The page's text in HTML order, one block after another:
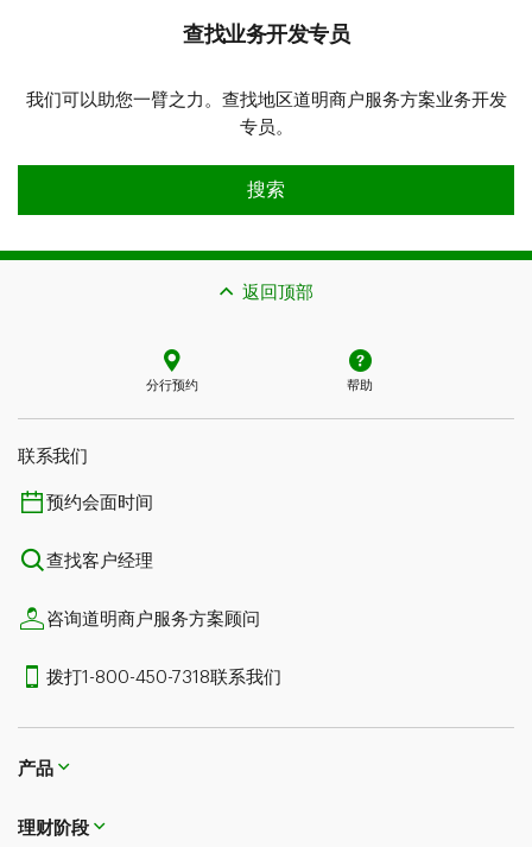
查找业务开发专员
我们可以助您一臂之力。查找地区道明商户服务方案业务开发
专员。
查找业务开发专员
搜索
返回顶部
分行预约 帮助
联系我们​​​​​​​
预约会面时间
查找客户经理
咨询道明商户服务方案顾问
拨打1-800-450-7318联系我们
产品
理财阶段